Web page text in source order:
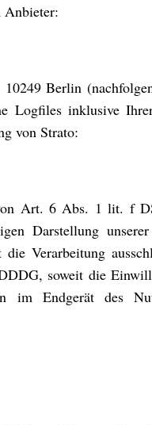
Anbieter:
Berlin
Logfiles inklusive
von Strato:
Art. 6 Abs. 1 lit. f
Darstellung
Verarbeitung
soweit die
im Endgerät des